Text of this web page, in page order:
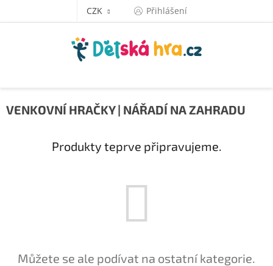
CZK Přihlášení
VENKOVNÍ HRAČKY | NÁŘADÍ NA ZAHRADU
Produkty teprve připravujeme.
Můžete se ale podívat na ostatní kategorie.